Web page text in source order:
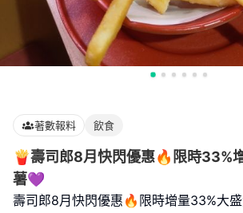
著數報料 飲食
🍟壽司郎8月快閃優惠🔥限時33%
薯💜
壽司郎8月快閃優惠🔥限時增量33%大